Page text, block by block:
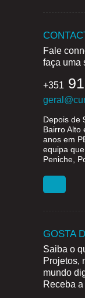
Fale
faça uma
+351
Depois de
Bairro Alto
anos em
equipa
Peniche,
GOSTA
Saiba o
Projetos,
mundo
Receba